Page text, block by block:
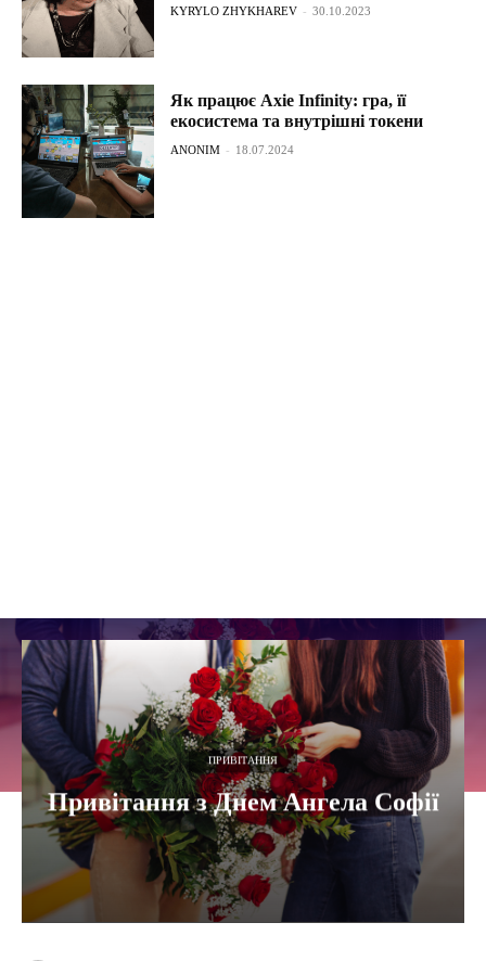
KYRYLO ZHYKHAREV - 30.10.2023
Як працює Axie Infinity: гра, її
екосистема та внутрішні токени
ANONIM - 18.07.2024